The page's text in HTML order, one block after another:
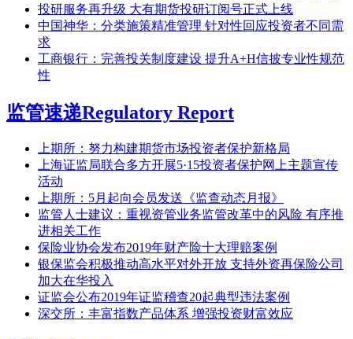
投研服务再升级 大有期货投研订阅号正式上线
中国神华：分类施策精准管理 针对性回应投资者不同需
求
工商银行：完善投关制度建设 提升A+H信披专业性规范
性
监管速递Regulatory Report
上期所：努力构建期货市场投资者保护新格局
上海证监局联合多方开展5·15投资者保护网上主题宣传
活动
上期所：5月起向会员发送《监查动态月报》
监管人士建议：重视资管业务监管改革中的风险 有序推
进相关工作
保险业协会发布2019年财产险十大理赔案例
银保监会积极推动高水平对外开放 支持外资再保险公司
加大在华投入
证监会公布2019年证监稽查20起典型违法案例
深交所：丰富指数产品体系 增强投资财富效应